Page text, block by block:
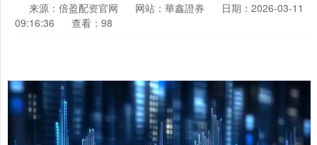
来源：倍盈配资官网 网站：華鑫證券
日期：2026-03-11
09:16:36
查看：98